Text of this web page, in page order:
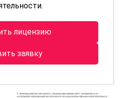
лицензию
заявку